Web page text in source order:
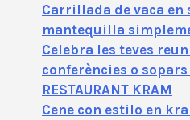
Carrillada de vaca en
mantequilla
Celebra les teves
conferències o
RESTAURANT KRAM
Cene con estilo en